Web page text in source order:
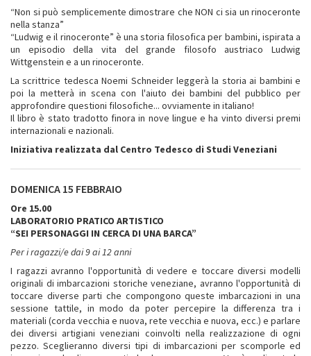
“Non si può semplicemente dimostrare che NON ci sia un rinoceronte
nella stanza”
“Ludwig e il rinoceronte” è una storia filosofica per bambini, ispirata a
un episodio della vita del grande filosofo austriaco Ludwig
Wittgenstein e a un rinoceronte.
La scrittrice tedesca Noemi Schneider leggerà la storia ai bambini e
poi la metterà in scena con l'aiuto dei bambini del pubblico per
approfondire questioni filosofiche... ovviamente in italiano!
Il libro è stato tradotto finora in nove lingue e ha vinto diversi premi
internazionali e nazionali.
Iniziativa realizzata dal Centro Tedesco di Studi Veneziani
DOMENICA 15 FEBBRAIO
Ore 15.00
LABORATORIO PRATICO ARTISTICO
“SEI PERSONAGGI IN CERCA DI UNA BARCA”
Per i ragazzi/e dai 9 ai 12 anni
I ragazzi avranno l'opportunità di vedere e toccare diversi modelli
originali di imbarcazioni storiche veneziane, avranno l'opportunità di
toccare diverse parti che compongono queste imbarcazioni in una
sessione tattile, in modo da poter percepire la differenza tra i
materiali (corda vecchia e nuova, rete vecchia e nuova, ecc.) e parlare
dei diversi artigiani veneziani coinvolti nella realizzazione di ogni
pezzo. Sceglieranno diversi tipi di imbarcazioni per scomporle ed